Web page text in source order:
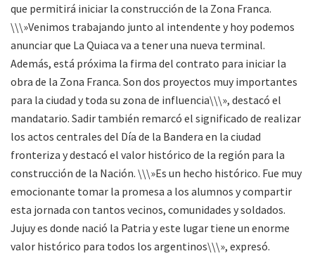
que permitirá iniciar la construcción de la Zona Franca.
\\\»Venimos trabajando junto al intendente y hoy podemos
anunciar que La Quiaca va a tener una nueva terminal.
Además, está próxima la firma del contrato para iniciar la
obra de la Zona Franca. Son dos proyectos muy importantes
para la ciudad y toda su zona de influencia\\\», destacó el
mandatario. Sadir también remarcó el significado de realizar
los actos centrales del Día de la Bandera en la ciudad
fronteriza y destacó el valor histórico de la región para la
construcción de la Nación. \\\»Es un hecho histórico. Fue muy
emocionante tomar la promesa a los alumnos y compartir
esta jornada con tantos vecinos, comunidades y soldados.
Jujuy es donde nació la Patria y este lugar tiene un enorme
valor histórico para todos los argentinos\\\», expresó.